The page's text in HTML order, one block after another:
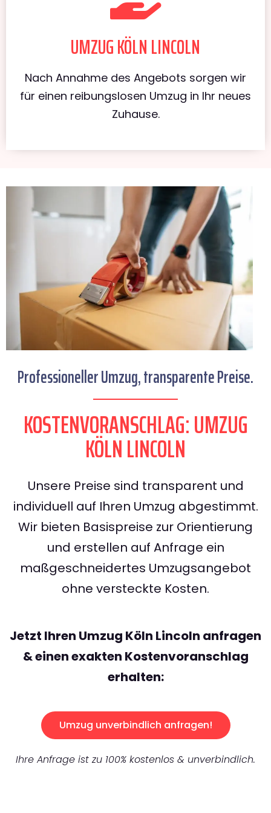
UMZUG KÖLN LINCOLN
Nach Annahme des Angebots sorgen wir
für einen reibungslosen Umzug in Ihr neues
Zuhause.
Professioneller Umzug, transparente Preise.
KOSTENVORANSCHLAG: UMZUG
KÖLN LINCOLN
Unsere Preise sind transparent und
individuell auf Ihren Umzug abgestimmt.
Wir bieten Basispreise zur Orientierung
und erstellen auf Anfrage ein
maßgeschneidertes Umzugsangebot
ohne versteckte Kosten.
Jetzt Ihren Umzug Köln Lincoln anfragen
& einen exakten Kostenvoranschlag
erhalten:
Umzug unverbindlich anfragen!
Ihre Anfrage ist zu 100% kostenlos & unverbindlich.